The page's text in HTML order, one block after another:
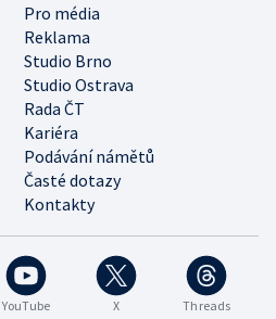
Pro média
Reklama
Studio Brno
Studio Ostrava
Rada ČT
Kariéra
Podávání námětů
Časté dotazy
Kontakty
YouTube X Threads